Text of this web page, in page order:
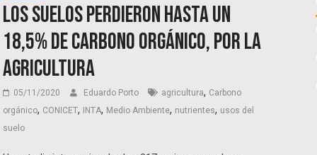
Los suelos perdieron hasta un
18,5% de carbono orgánico, por la
agricultura
05/11/2020 Eduardo Porto agricultura, Carbono
orgánico, CONICET, INTA, Medio Ambiente, nutrientes, usos del
suelo